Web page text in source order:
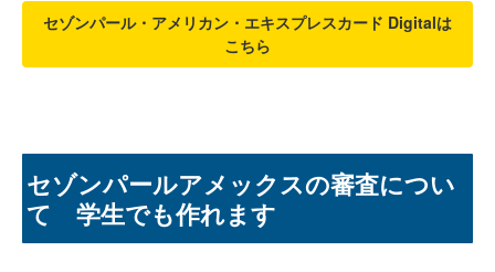
セゾンパール・アメリカン・エキスプレスカード Digitalは
こちら
セゾンパールアメックスの審査につい
て 学生でも作れます